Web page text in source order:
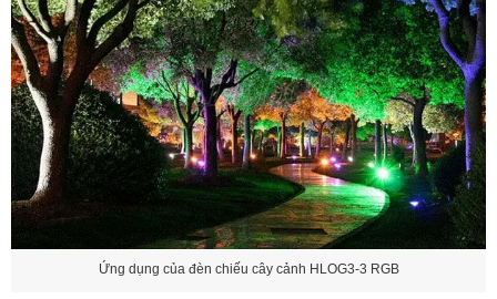
Ứng dụng của đèn chiếu cây cảnh HLOG3-3 RGB